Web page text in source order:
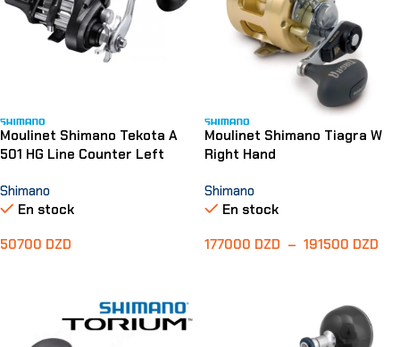
Moulinet Shimano Tekota A
501 HG Line Counter Left
Shimano
En stock
50700 DZD
Moulinet Shimano Tiagra W
Right Hand
Shimano
En stock
177000 DZD – 191500 DZD